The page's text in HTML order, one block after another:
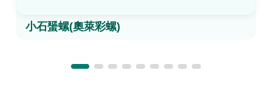
小石蜑螺(奧萊彩螺)